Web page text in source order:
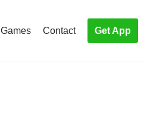
Games Contact Get App